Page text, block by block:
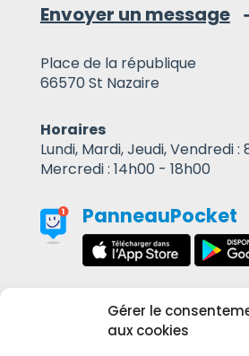
Gérer le
aux cookies
Envoyer un message
Place de la république
66570 St Nazaire
Horaires
Lundi, Mardi, Jeudi, Vendredi :
Mercredi : 14h00 - 18h00
PanneauPocket
Contact